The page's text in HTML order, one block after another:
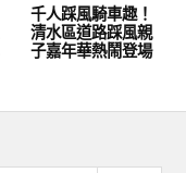
千人踩風騎車趣！
清水區道路踩風親
子嘉年華熱鬧登場